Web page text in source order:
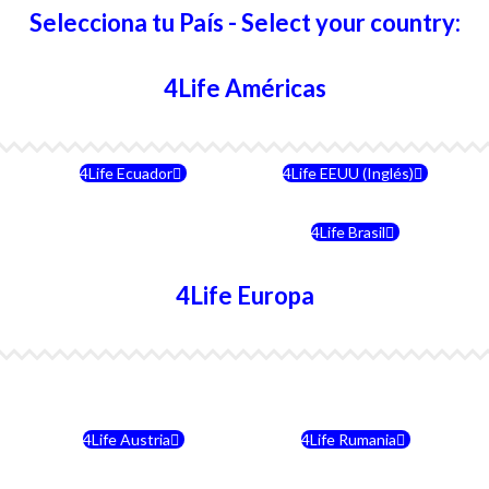
Selecciona tu País - Select your country:
4Life Américas
4Life Ecuador 4Life EEUU (Inglés)
4Life Brasil
4Life Europa
4Life Austria 4Life Rumania